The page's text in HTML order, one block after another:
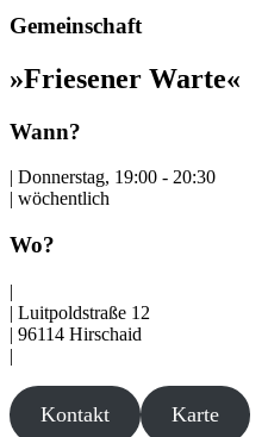
Gemeinschaft
»Friesener Warte«
Wann?
| Donnerstag, 19:00 - 20:30
| wöchentlich
Wo?
|
| Luitpoldstraße 12
| 96114 Hirschaid
|
Kontakt Karte